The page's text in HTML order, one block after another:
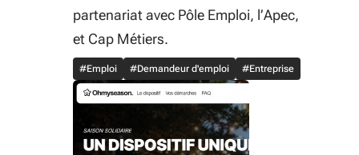
partenariat avec Pôle Emploi, l’Apec,
et Cap Métiers.
#Emploi #Demandeur d'emploi #Entreprise